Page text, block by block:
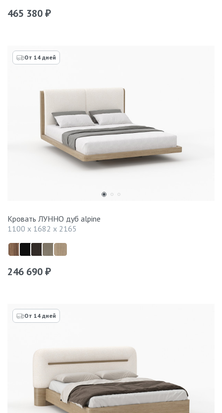
465 380 ₽
От 14 дней
Кровать ЛУННО дуб alpine
1100 x 1682 x 2165
246 690 ₽
От 14 дней